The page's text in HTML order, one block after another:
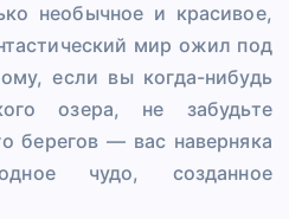
необычное и красивое,
мир ожил под
если вы когда-нибудь
озера, не забудьте
берегов — вас наверняка
чудо, созданное